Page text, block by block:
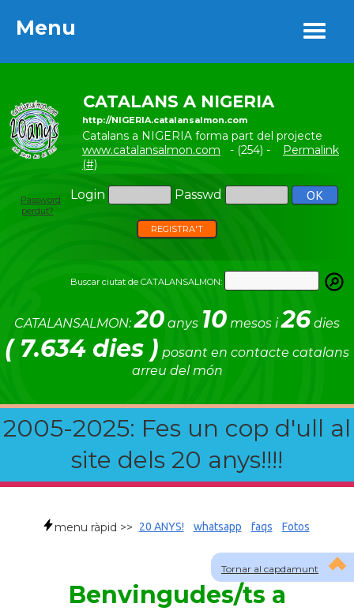
Menu
CATALANS A NIGERIA
http://NIGERIA.catalansalmon.com
Catalans a NIGERIA forma part del projecte
www.catalansalmon.com - (254) - Permalink
(#)
Login Passwd
Password
perdut?
REGISTRA'T
Buscar ciutat de CATALANSALMON:
CATALANSALMON:20 anys 10 mesos i26 dies
( 7.634 dies ) posant en contacte catalans
arreu del món
2005-2025: Fes un cop d'ull al
site dels 20 anys!!!!
Menu
Tornar al capdamunt
menu ràpid >> 20 ANYS! whatsapp faqs Fotos
Benvingudes/ts a